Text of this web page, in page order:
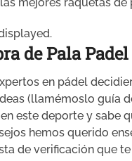
de Pala
en pádel
(llamémoslo guía
este deporte y sabe
hemos querido
de verificación que